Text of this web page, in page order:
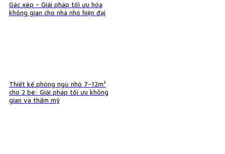
Gác xép – Giải pháp tối ưu hóa
không gian cho nhà nhỏ hiện đại
Thiết kế phòng ngủ nhỏ 7–12m²
cho 2 bé: Giải pháp tối ưu không
gian và thẩm mỹ